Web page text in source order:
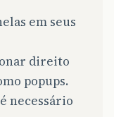
em seus
direito
popups.
necessário